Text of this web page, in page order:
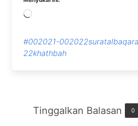
Memuat...
#002021-
22khathbah
Tinggalkan Balasan 0